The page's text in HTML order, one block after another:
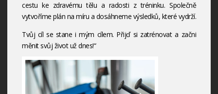
cestu ke zdravému tělu a radosti z tréninku. Společně
vytvoříme plán na míru a dosáhneme výsledků, které vydrží.
Tvůj cíl se stane i mým cílem. Přijď si zatrénovat a začni
měnit svůj život už dnes!“